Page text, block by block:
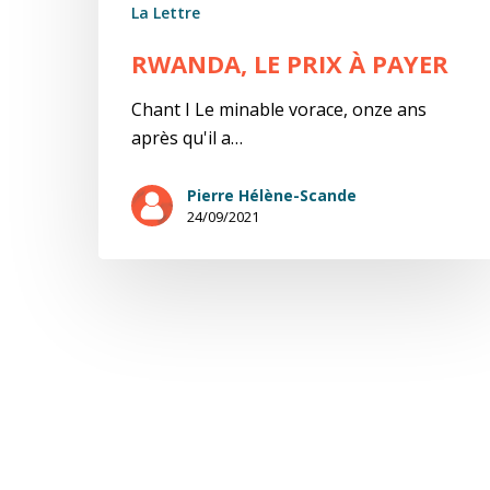
La Lettre
RWANDA, LE PRIX À PAYER
Chant I Le minable vorace, onze ans
après qu'il a…
Pierre Hélène-Scande
24/09/2021